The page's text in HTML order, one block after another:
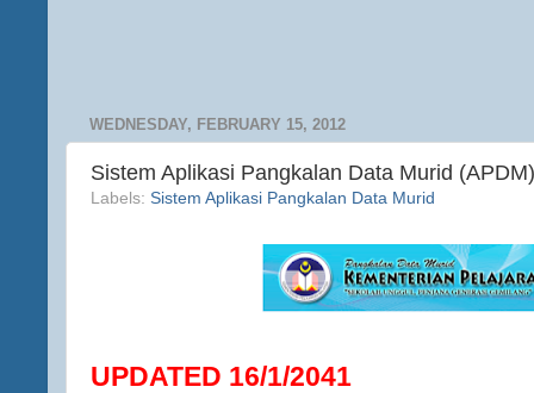
WEDNESDAY, FEBRUARY 15, 2012
Sistem Aplikasi Pangkalan Data Murid (APDM)
Labels: Sistem Aplikasi Pangkalan Data Murid
UPDATED 16/1/2041